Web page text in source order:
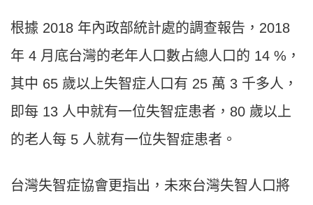
根據 2018 年內政部統計處的調查報告，2018
年 4 月底台灣的老年人口數占總人口的 14 %，
其中 65 歲以上失智症人口有 25 萬 3 千多人，
即每 13 人中就有一位失智症患者，80 歲以上
的老人每 5 人就有一位失智症患者。
台灣失智症協會更指出，未來台灣失智人口將